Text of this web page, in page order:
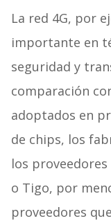
La red 4G, por
importante en
seguridad y
comparación
adoptados en
de chips, los
los
o Tigo, por
proveedores